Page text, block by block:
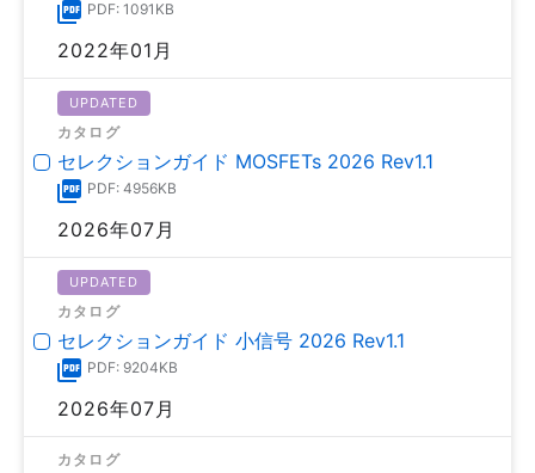
PDF: 1091KB
2022年01月
UPDATED
カタログ
セレクションガイド MOSFETs 2026 Rev1.1
PDF: 4956KB
2026年07月
UPDATED
カタログ
セレクションガイド 小信号 2026 Rev1.1
PDF: 9204KB
2026年07月
カタログ